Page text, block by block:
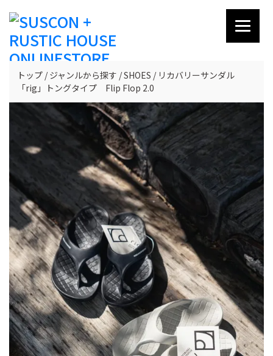
トップ ジャンルから探す SHOES
リカバリーサンダル
「rig」トングタイプ Flip Flop 2.0